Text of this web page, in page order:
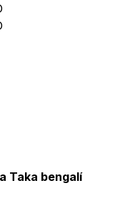
Taka bengalí